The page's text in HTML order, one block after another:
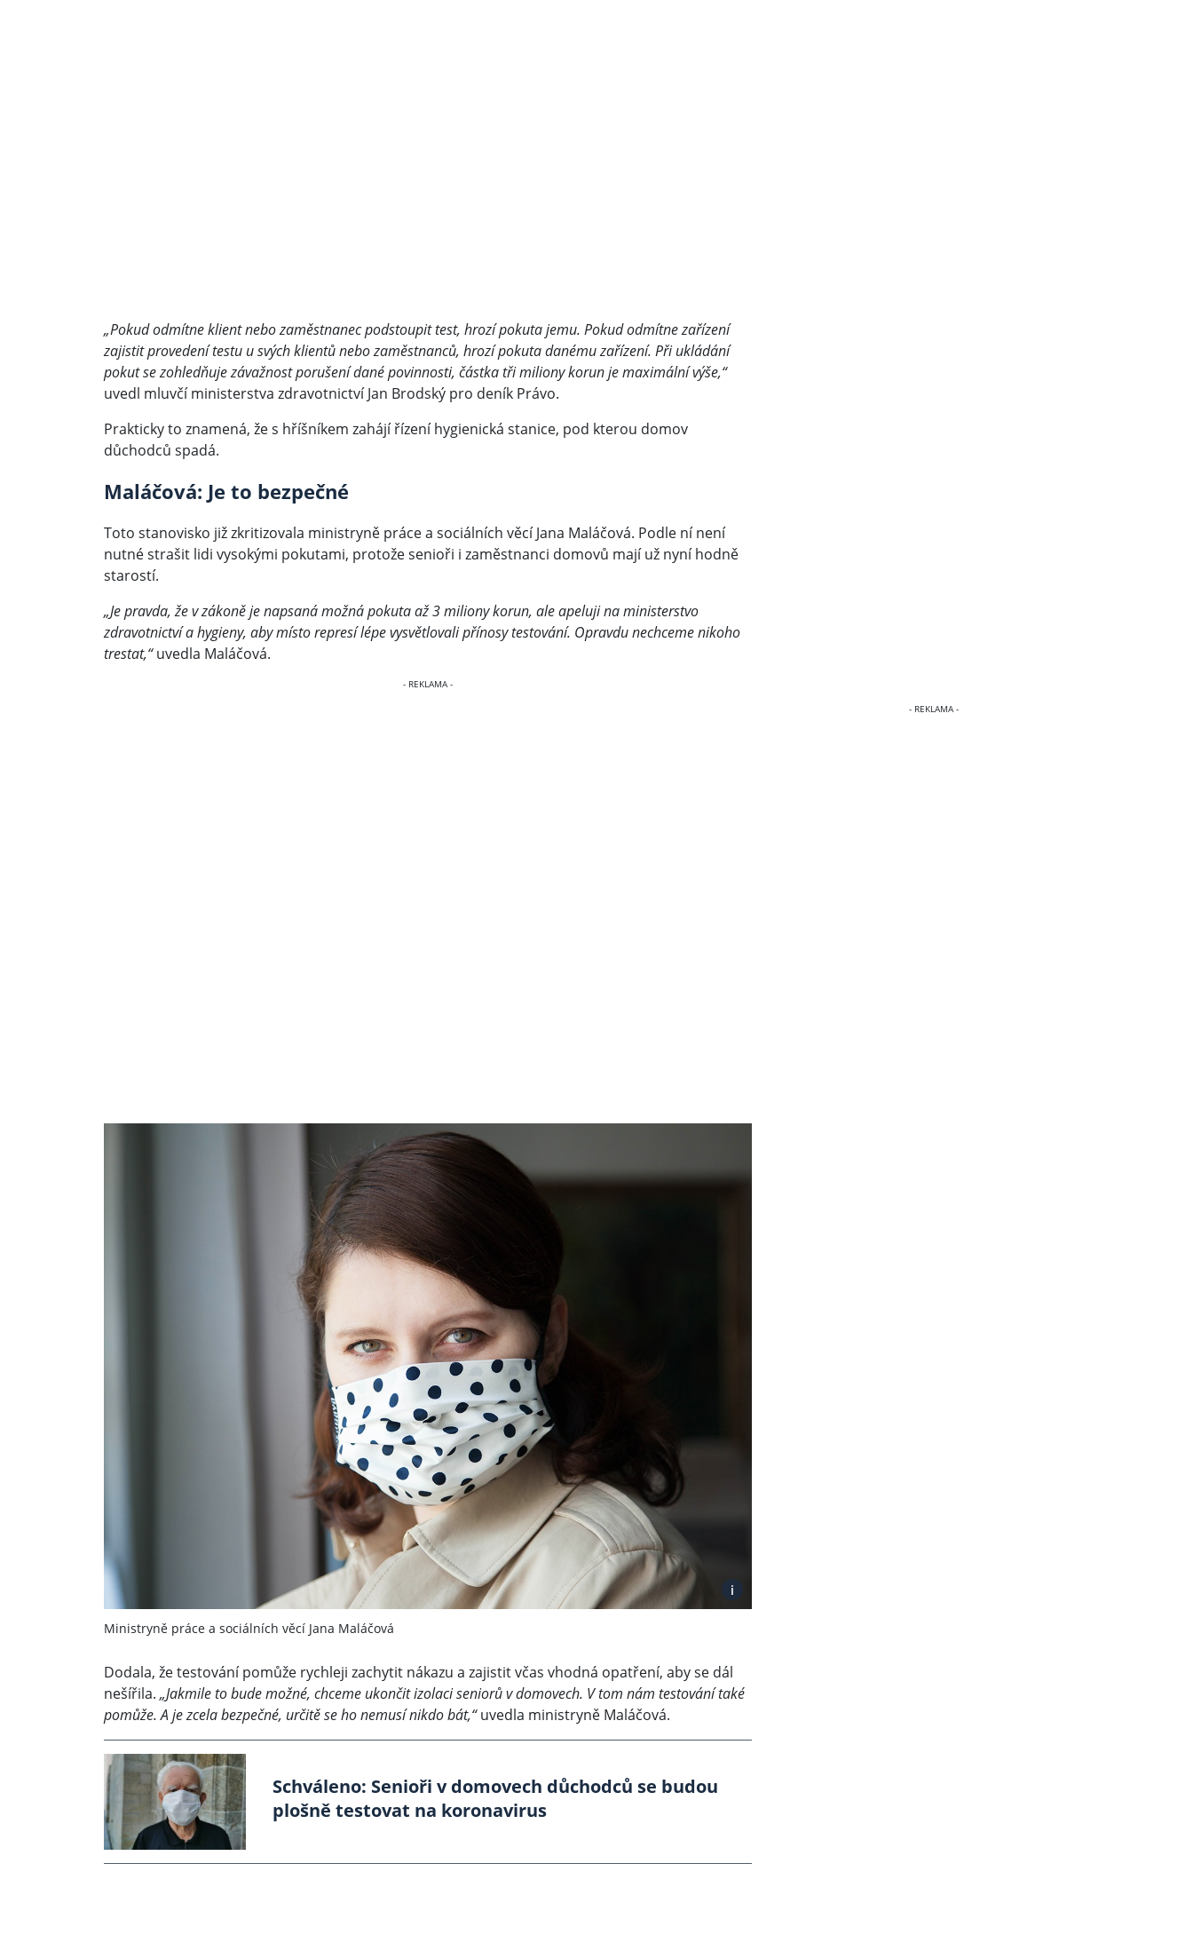
„Pokud odmítne klient nebo zaměstnanec podstoupit test, hrozí pokuta jemu. Pokud odmítne zařízení
zajistit provedení testu u svých klientů nebo zaměstnanců, hrozí pokuta danému zařízení. Při ukládání
pokut se zohledňuje závažnost porušení dané povinnosti, částka tři miliony korun je maximální výše,“
uvedl mluvčí ministerstva zdravotnictví Jan Brodský pro deník Právo.
Prakticky to znamená, že s hříšníkem zahájí řízení hygienická stanice, pod kterou domov
důchodců spadá.
Maláčová: Je to bezpečné
Toto stanovisko již zkritizovala ministryně práce a sociálních věcí Jana Maláčová. Podle ní není
nutné strašit lidi vysokými pokutami, protože senioři i zaměstnanci domovů mají už nyní hodně
starostí.
„Je pravda, že v zákoně je napsaná možná pokuta až 3 miliony korun, ale apeluji na ministerstvo
zdravotnictví a hygieny, aby místo represí lépe vysvětlovali přínosy testování. Opravdu nechceme nikoho
trestat,“uvedla Maláčová.
i
Ministryně práce a sociálních věcí Jana Maláčová
Dodala, že testování pomůže rychleji zachytit nákazu a zajistit včas vhodná opatření, aby se dál
nešířila. „Jakmile to bude možné, chceme ukončit izolaci seniorů v domovech. V tom nám testování také
pomůže. A je zcela bezpečné, určitě se ho nemusí nikdo bát,“uvedla ministryně Maláčová.
Schváleno: Senioři v domovech důchodců se budou
plošně testovat na koronavirus